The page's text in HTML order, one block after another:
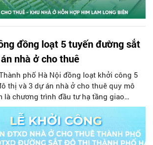
đồng loạt 5 tuyến đường sắt
nhà ở cho thuê
phố Hà Nội đồng loạt khởi công 5
thị và 3 dự án nhà ở cho thuê quy mô
là chương trình đầu tư hạ tầng giao
hội lớn nhất từ trước tới nay của Thủ đô,
từ giai đoạn hoàn thiện cơ chế,
chức triển khai các định hướng phát